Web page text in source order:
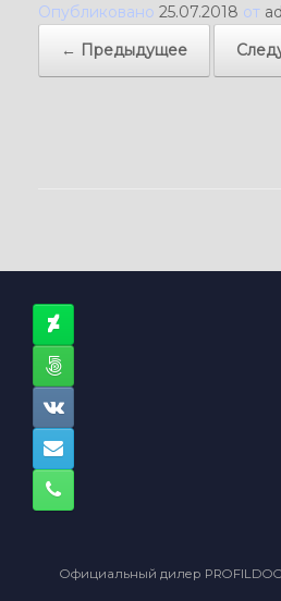
Опубликовано 25.07.2018 от
← Предыдущее
Официальный дилер